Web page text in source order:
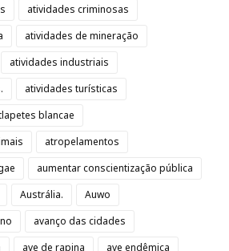
atividades criminosas
atividades de mineração
atividades industriais
atividades turísticas
blancae
atropelamentos
aumentar conscientização pública
Austrália.
Auwo
avanço das cidades
ave de rapina
ave endêmica